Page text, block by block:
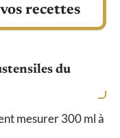
recettes
du
mesurer 300 ml à